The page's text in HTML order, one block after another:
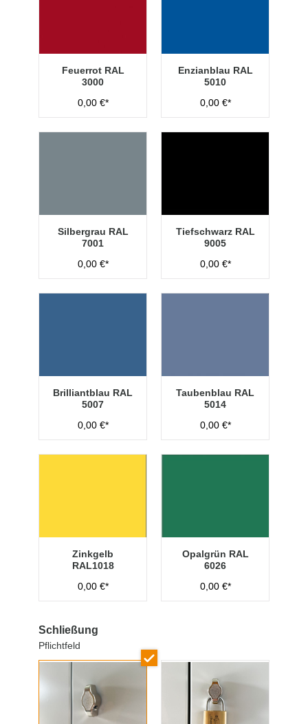
Feuerrot RAL
3000
0,00 €*
Enzianblau RAL
5010
0,00 €*
Silbergrau RAL
7001
0,00 €*
Tiefschwarz RAL
9005
0,00 €*
Brilliantblau RAL
5007
0,00 €*
Taubenblau RAL
5014
0,00 €*
Zinkgelb
RAL1018
0,00 €*
Opalgrün RAL
6026
0,00 €*
Schließung
Pflichtfeld